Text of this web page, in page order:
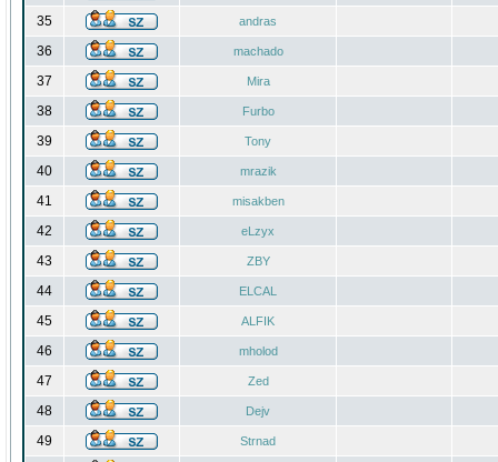
35 andras
36 machado
37 Mira
38 Furbo
39 Tony
40 mrazik
41 misakben
42 eLzyx
43 ZBY
44 ELCAL
45 ALFIK
46 mholod
47 Zed
48 Dejv
49 Strnad